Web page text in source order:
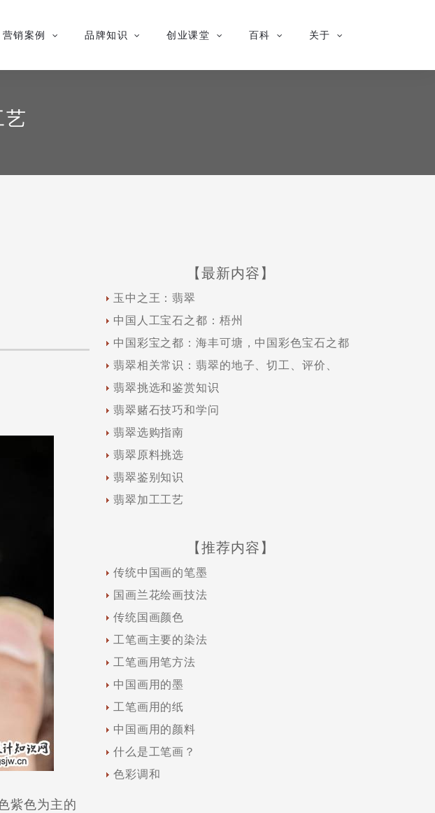
营销案例 品牌知识 创业课堂 百科 关于
艺
紫色为主的
【最新内容】
玉中之王：翡翠
中国人工宝石之都：梧州
中国彩宝之都：海丰可塘，中国彩色宝石之都
翡翠相关常识：翡翠的地子、切工、评价、
翡翠挑选和鉴赏知识
翡翠赌石技巧和学问
翡翠选购指南
翡翠原料挑选
翡翠鉴别知识
翡翠加工工艺
【推荐内容】
传统中国画的笔墨
国画兰花绘画技法
传统国画颜色
工笔画主要的染法
工笔画用笔方法
中国画用的墨
工笔画用的纸
中国画用的颜料
什么是工笔画？
色彩调和